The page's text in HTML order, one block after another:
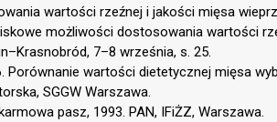
wartości rzeźnej i jakości mięsa
możliwości dostosowania wartości
7–8 września, s. 25.
Porównanie wartości dietetycznej mięsa
SGGW Warszawa.
pasz, 1993. PAN, IFiŻZ, Warszawa.